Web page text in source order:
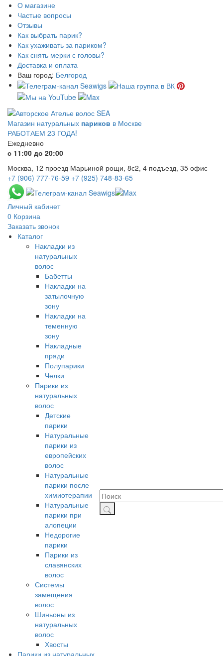
О магазине
Частые вопросы
Отзывы
Как выбрать парик?
Как ухаживать за париком?
Как снять мерки с головы?
Доставка и оплата
Ваш город: Белгород
Магазин натуральных париков в Москве
РАБОТАЕМ 23 ГОДА!
Ежедневно
с 11:00 до 20:00
Москва, 12 проезд Марьиной рощи, 8с2, 4 подъезд, 35 офис
+7 (906) 777-76-59 +7 (925) 748-83-65
Личный кабинет
0 Корзина
Заказать звонок
Каталог
Накладки из
натуральных
волос
Бабетты
Накладки на
затылочную
зону
Накладки на
теменную
зону
Накладные
пряди
Полупарики
Челки
Парики из
натуральных
волос
Детские
парики
Натуральные
парики из
европейских
волос
Натуральные
парики после
химиотерапии
Натуральные
парики при
алопеции
Недорогие
парики
Парики из
славянских
волос
Системы
замещения
волос
Шиньоны из
натуральных
волос
Хвосты
Парики из натуральных